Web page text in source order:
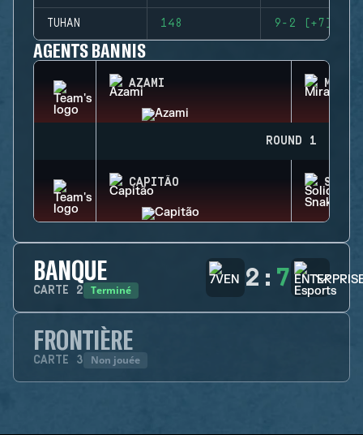
TUHAN 148 9-2 (+7)
AGENTS BANNIS
AZAMI MIRA
ROUND 1
CAPITÃO SOLID
BANQUE
CARTE 2 Terminé 2 : 7
FRONTIÈRE
CARTE 3 Non jouée